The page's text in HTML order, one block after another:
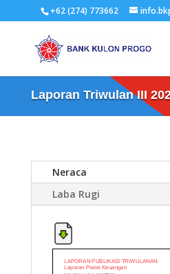
+62 (274) 773662
Laporan Triwulan III
Neraca
Laba Rugi